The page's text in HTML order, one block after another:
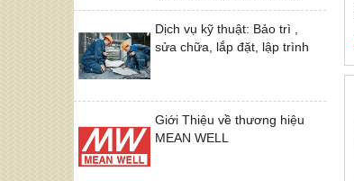
Dịch vụ kỹ thuật: Bảo trì ,
sửa chữa, lắp đặt, lập trình
Giới Thiệu về thương hiệu
MEAN WELL